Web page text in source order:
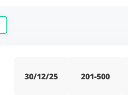
201-500
30/12/25